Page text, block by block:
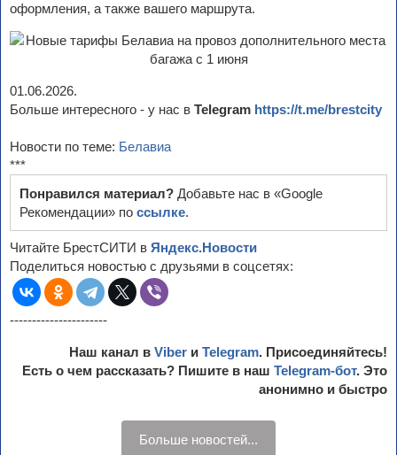
оформления, а также вашего маршрута.
01.06.2026.
Больше интересного - у нас в Telegram https://t.me/brestcity
Новости по теме: Белавиа
***
Понравился материал? Добавьте нас в «Google
Рекомендации» по ссылке.
Читайте БрестСИТИ в Яндекс.Новости
Поделиться новостью с друзьями в соцсетях:
----------------------
Наш канал в Viber и Telegram. Присоединяйтесь!
Есть о чем рассказать? Пишите в наш Telegram-бот. Это
анонимно и быстро
Больше новостей...